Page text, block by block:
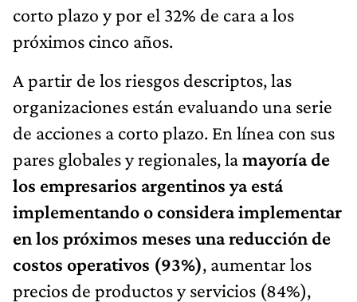
corto plazo y por el 32% de cara a los
próximos cinco años.
A partir de los riesgos descriptos, las
organizaciones están evaluando una serie
de acciones a corto plazo. En línea con sus
pares globales y regionales, lamayoría de
los empresarios argentinos ya está
implementando o considera implementar
en los próximos meses una reducción de
costos operativos (93%), aumentar los
precios de productos y servicios (84%),